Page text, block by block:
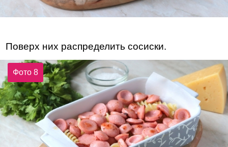
Поверх них распределить сосиски.
Фото 8